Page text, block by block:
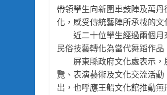
帶領學生向新圍車鼓陣及萬
化，感受傳統藝陣所承載的文
近二十位學生經過兩個月
民俗技藝轉化為當代舞蹈作
屏東縣政府文化處表示，
覽、表演藝術及文化交流活
出，也呼應王船文化館推動